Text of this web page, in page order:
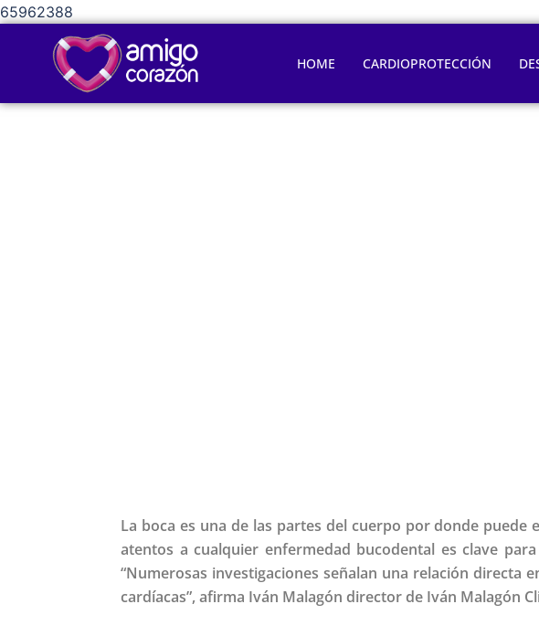
65962388
HOME CARDIOPROTECCIÓN
La boca es una de las partes del cuerpo por donde
atentos a cualquier enfermedad bucodental es clave
“Numerosas investigaciones señalan una relación directa
cardíacas”, afirma Iván Malagón director de Iván Malagón